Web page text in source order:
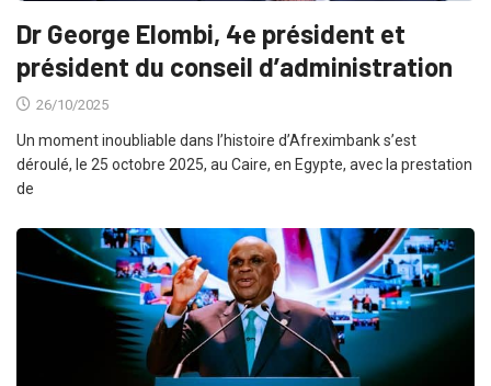
Dr George Elombi, 4e président et
président du conseil d’administration
26/10/2025
Un moment inoubliable dans l’histoire d’Afreximbank s’est
déroulé, le 25 octobre 2025, au Caire, en Egypte, avec la prestation
de